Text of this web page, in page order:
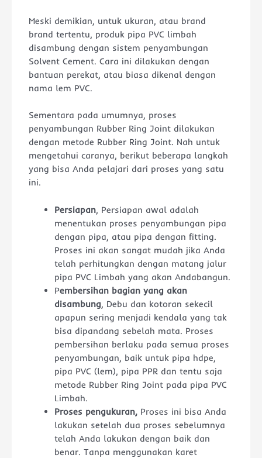
Meski demikian, untuk ukuran, atau brand
brand tertentu, produk pipa PVC limbah
disambung dengan sistem penyambungan
Solvent Cement. Cara ini dilakukan dengan
bantuan perekat, atau biasa dikenal dengan
nama lem PVC.
Sementara pada umumnya, proses
penyambungan Rubber Ring Joint dilakukan
dengan metode Rubber Ring Joint. Nah untuk
mengetahui caranya, berikut beberapa langkah
yang bisa Anda pelajari dari proses yang satu
ini.
Persiapan, Persiapan awal adalah
menentukan proses penyambungan pipa
dengan pipa, atau pipa dengan fitting.
Proses ini akan sangat mudah jika Anda
telah perhitungkan dengan matang jalur
pipa PVC Limbah yang akan Andabangun.
Pembersihan bagian yang akan
disambung, Debu dan kotoran sekecil
apapun sering menjadi kendala yang tak
bisa dipandang sebelah mata. Proses
pembersihan berlaku pada semua proses
penyambungan, baik untuk pipa hdpe,
pipa PVC (lem), pipa PPR dan tentu saja
metode Rubber Ring Joint pada pipa PVC
Limbah.
Proses pengukuran,Proses ini bisa Anda
lakukan setelah dua proses sebelumnya
telah Anda lakukan dengan baik dan
benar. Tanpa menggunakan karet